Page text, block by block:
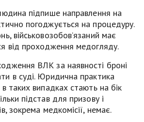
підпише направлення на
погоджується на процедуру.
військовозобов’язаний має
від проходження медогляду.
ВЛК за наявності броні
в суді. Юридична практика
таких випадках стають на бік
підстав для призову і
зокрема медкомісії, немає.